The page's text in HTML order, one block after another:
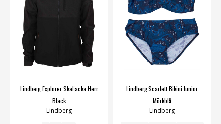
Lindberg Explorer Skaljacka Herr
Black
Lindberg
Lindberg Scarlett Bikini Junior
Mörkblå
Lindberg